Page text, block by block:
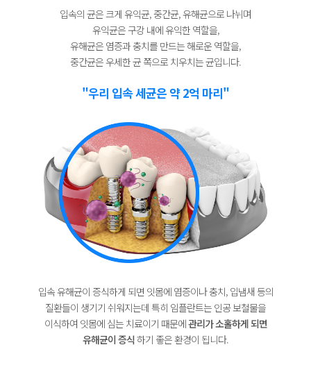
입속의 균은 크게 유익균, 중간균, 유해균으로 나뉘며
유익균은 구강 내에 유익한 역할을,
유해균은 염증과 충치를 만드는 해로운 역할을,
중간균은 우세한 균 쪽으로 치우치는 균입니다.
"우리 입속 세균은 약 2억 마리"
입속 유해균이 증식하게 되면 잇몸에 염증이나 충치, 입냄새 등의
질환들이 생기기 쉬워지는데 특히 임플란트는 인공 보철물을
이식하여 잇몸에 심는 치료이기 때문에관리가 소홀하게 되면
유해균이 증식하기 좋은 환경이 됩니다.